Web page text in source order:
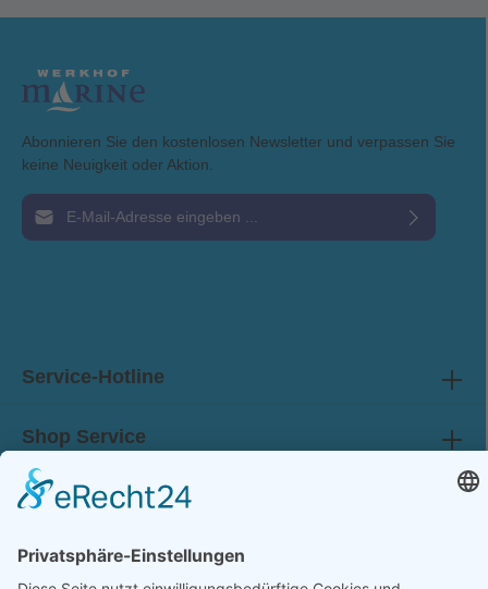
Abonnieren Sie den kostenlosen Newsletter und verpassen Sie
keine Neuigkeit oder Aktion.
E-Mail-Adresse*
Folge uns:
Service-Hotline
Shop Service
Information